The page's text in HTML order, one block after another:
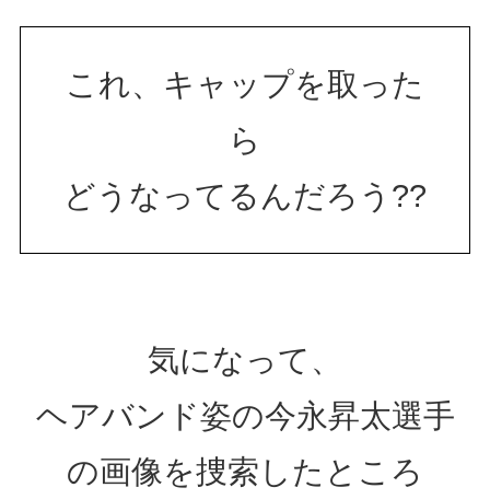
これ、キャップを取った
ら
どうなってるんだろう??
気になって、
ヘアバンド姿の今永昇太選手
の画像を捜索したところ